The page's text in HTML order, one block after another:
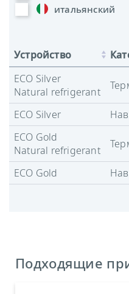
итальянский
Устройство
ECO Silver
Natural refrigerant
ECO Silver
ECO Gold
Natural refrigerant
ECO Gold
Подходящие